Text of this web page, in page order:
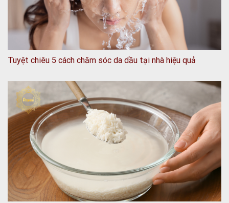
Tuyệt chiêu 5 cách chăm sóc da dầu tại nhà hiệu quả